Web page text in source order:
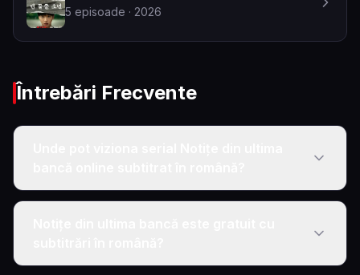
5 episoade · 2026
Întrebări Frecvente